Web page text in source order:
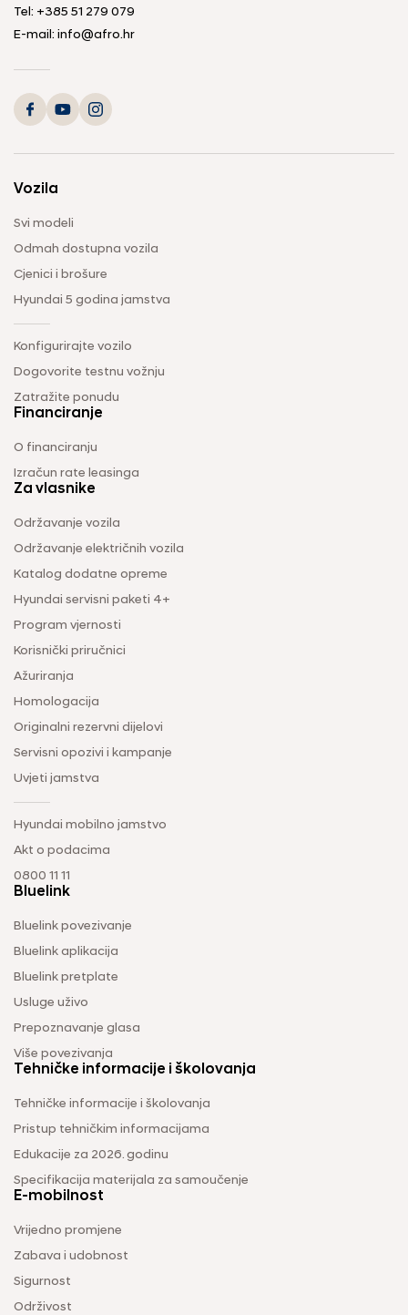
Tel: +385 51 279 079
E-mail: info@afro.hr
Vozila
Svi modeli
Odmah dostupna vozila
Cjenici i brošure
Hyundai 5 godina jamstva
Konfigurirajte vozilo
Dogovorite testnu vožnju
Zatražite ponudu
Financiranje
O financiranju
Izračun rate leasinga
Za vlasnike
Održavanje vozila
Održavanje električnih vozila
Katalog dodatne opreme
Hyundai servisni paketi 4+
Program vjernosti
Korisnički priručnici
Ažuriranja
Homologacija
Originalni rezervni dijelovi
Servisni opozivi i kampanje
Uvjeti jamstva
Hyundai mobilno jamstvo
Akt o podacima
0800 11 11
Bluelink
Bluelink povezivanje
Bluelink aplikacija
Bluelink pretplate
Usluge uživo
Prepoznavanje glasa
Više povezivanja
Tehničke informacije i školovanja
Tehničke informacije i školovanja
Pristup tehničkim informacijama
Edukacije za 2026. godinu
Specifikacija materijala za samoučenje
E-mobilnost
Vrijedno promjene
Zabava i udobnost
Sigurnost
Održivost